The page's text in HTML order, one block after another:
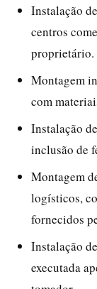
Instalação
centros
proprietário.
Montagem
com
Instalação
inclusão de
Montagem
logísticos,
fornecidos
Instalação
executada